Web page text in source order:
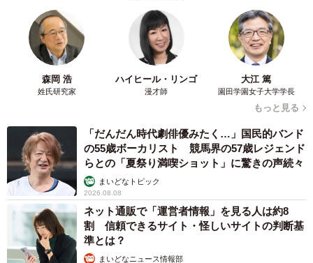
森岡 浩
姓氏研究家
ハイヒール・リンゴ
漫才師
大江 篤
園田学園女子大学学長
もっと見る
「だんだん時代劇俳優みたく…」国民的バンド
の55歳ボーカリスト 競馬界の57歳レジェンド
らとの「夏祭り満喫ショット」に驚きの声続々
まいどなトピック
2026.08.08
ネット通販で「運営者情報」を見る人は約8
割 信頼できるサイト・怪しいサイトの判断基
準とは？
まいどなニュース情報部